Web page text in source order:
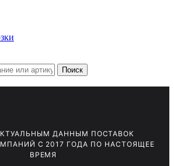
Поиск
ДАННЫМ ПОСТАВОК
С 2017 ГОДА ПО НАСТОЯЩЕЕ
ВРЕМЯ